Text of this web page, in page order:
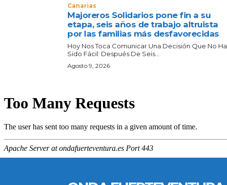
Canarias
Majoreros Solidarios pone fin a su
etapa, seis años de trabajo altruista
por las familias más desfavorecidas
Hoy Nos Toca Comunicar Una Decisión Que No Ha
Sido Fácil: Después De Seis...
Agosto 9, 2026